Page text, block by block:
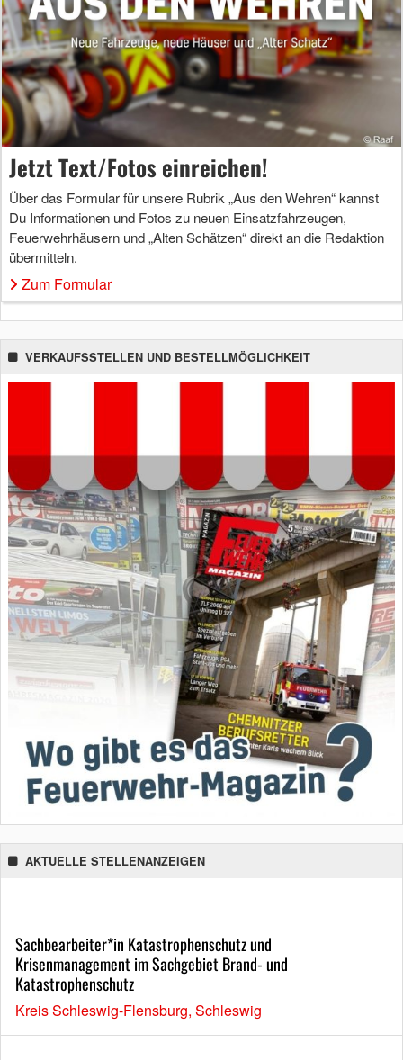
Jetzt Text/Fotos einreichen!
Über das Formular für unsere Rubrik „Aus den Wehren“ kannst
Du Informationen und Fotos zu neuen Einsatzfahrzeugen,
Feuerwehrhäusern und „Alten Schätzen“ direkt an die Redaktion
übermitteln.
Zum Formular
VERKAUFSSTELLEN UND BESTELLMÖGLICHKEIT
AKTUELLE STELLENANZEIGEN
Sachbearbeiter*in Katastrophenschutz und
Krisenmanagement im Sachgebiet Brand- und
Katastrophenschutz
Kreis Schleswig-Flensburg, Schleswig